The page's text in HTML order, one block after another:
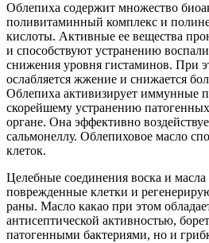
Облепиха содержит множество
поливитаминный комплекс и
кислоты. Активные ее вещества
и способствуют устранению
снижения уровня гистаминов. При
ослабляется жжение и снижается
Облепиха активизирует иммунные
скорейшему устранению
органе. Она эффективно
сальмонеллу. Облепиховое масло
клеток.
Целебные соединения воска и масла
поврежденные клетки и
раны. Масло какао при этом
антисептической активностью,
патогенными бактериями, но и